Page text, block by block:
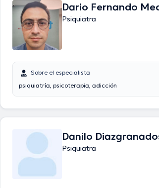
Dario Fernando
Psiquiatra
Sobre el especialista
psiquiatría, psicoterapia, adicción
Danilo
Psiquiatra